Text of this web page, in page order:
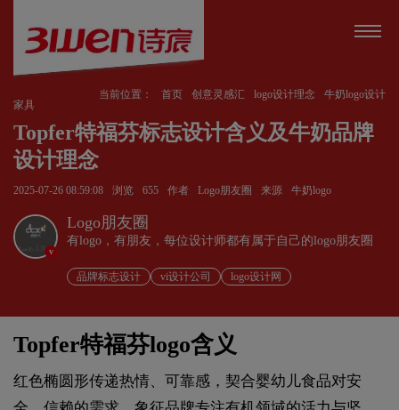
当前位置： 首页 创意灵感汇 logo设计理念
牛奶logo设计
家具
Topfer特福芬标志设计含义及牛奶品牌
设计理念
2025-07-26 08:59:08 浏览 655 作者 Logo朋友圈 来源 牛奶logo
v
Logo朋友圈
有logo，有朋友，每位设计师都有属于自己的logo朋友圈
品牌标志设计 vi设计公司 logo设计网
Topfer特福芬logo含义
红色椭圆形传递热情、可靠感，契合婴幼儿食品对安